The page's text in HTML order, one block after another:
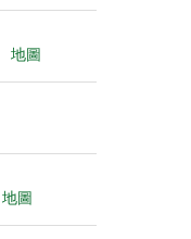
地圖
地圖